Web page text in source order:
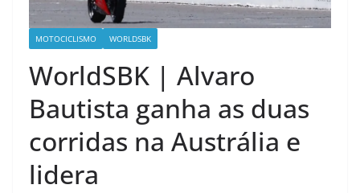
MOTOCICLISMO WORLDSBK
WorldSBK | Alvaro
Bautista ganha as duas
corridas na Austrália e
lidera